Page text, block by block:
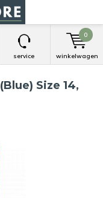
service winkelwagen
0
Size 14,